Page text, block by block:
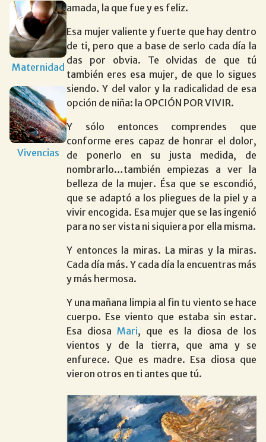
Maternidad
Vivencias
amada, la que fue y es feliz.
Esa mujer valiente y fuerte que hay dentro
de ti, pero que a base de serlo cada día la
das por obvia. Te olvidas de que tú
también eres esa mujer, de que lo sigues
siendo. Y del valor y la radicalidad de esa
opción de niña: la OPCIÓN POR VIVIR.
Y sólo entonces comprendes que
conforme eres capaz de honrar el dolor,
de ponerlo en su justa medida, de
nombrarlo…también empiezas a ver la
belleza de la mujer. Ésa que se escondió,
que se adaptó a los pliegues de la piel y a
vivir encogida. Esa mujer que se las ingenió
para no ser vista ni siquiera por ella misma.
Y entonces la miras. La miras y la miras.
Cada día más. Y cada día la encuentras más
y más hermosa.
Y una mañana limpia al fin tu viento se hace
cuerpo. Ese viento que estaba sin estar.
Esa diosa Mari, que es la diosa de los
vientos y de la tierra, que ama y se
enfurece. Que es madre. Esa diosa que
vieron otros en ti antes que tú.